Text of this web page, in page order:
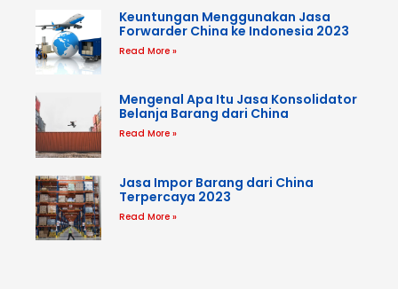
Keuntungan Menggunakan Jasa
Forwarder China ke Indonesia 2023
Read More »
Mengenal Apa Itu Jasa Konsolidator
Belanja Barang dari China
Read More »
Jasa Impor Barang dari China
Terpercaya 2023
Read More »